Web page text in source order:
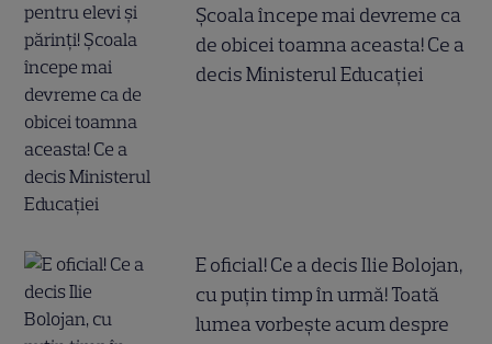
Școala începe mai devreme ca
de obicei toamna aceasta! Ce a
decis Ministerul Educației
E oficial! Ce a decis Ilie Bolojan,
cu puțin timp în urmă! Toată
lumea vorbește acum despre